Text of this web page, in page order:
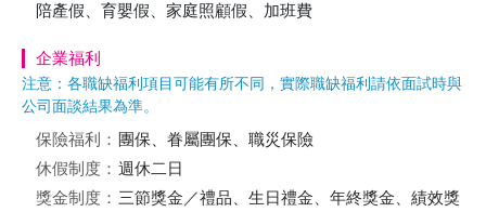
陪產假、育嬰假、家庭照顧假、加班費
企業福利
注意：各職缺福利項目可能有所不同，實際職缺福利請依面試時與
公司面談結果為準。
保險福利： 團保、眷屬團保、職災保險
休假制度： 週休二日
獎金制度： 三節獎金／禮品、生日禮金、年終獎金、績效獎